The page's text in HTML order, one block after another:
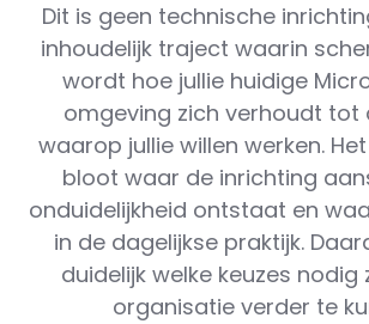
Dit is geen technische
inhoudelijk traject waarin
wordt hoe jullie huidige
omgeving zich verhoudt tot
waarop jullie willen werken.
bloot waar de inrichting
onduidelijkheid ontstaat en
in de dagelijkse praktijk.
duidelijk welke keuzes nodig
organisatie verder te